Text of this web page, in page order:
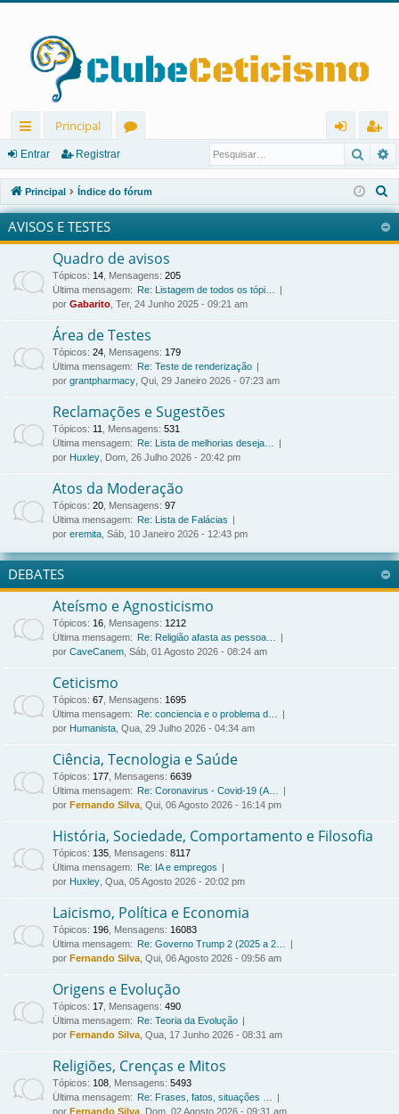
in
ks
rá
pi
os
Principal
u
ns
ra
r
eg
ist
ra
Entrar Registrar
Principal Índice do fórum
e
s
AVISOS E TESTES
Quadro de avisos
Tópicos: 14, Mensagens: 205
Última mensagem:
Re: Listagem de todos os tópi…
por Gabarito, Ter, 24 Junho 2025 - 09:21 am
Área de Testes
Tópicos: 24, Mensagens: 179
Última mensagem:
Re: Teste de renderização
por grantpharmacy, Qui, 29 Janeiro 2026 - 07:23 am
Reclamações e Sugestões
Tópicos: 11, Mensagens: 531
Última mensagem:
Re: Lista de melhorias deseja…
por Huxley, Dom, 26 Julho 2026 - 20:42 pm
Atos da Moderação
Tópicos: 20, Mensagens: 97
Última mensagem:
Re: Lista de Falácias
por eremita, Sáb, 10 Janeiro 2026 - 12:43 pm
DEBATES
Ateísmo e Agnosticismo
Tópicos: 16, Mensagens: 1212
Última mensagem:
Re: Religião afasta as pessoa…
por CaveCanem, Sáb, 01 Agosto 2026 - 08:24 am
Ceticismo
Tópicos: 67, Mensagens: 1695
Última mensagem:
Re: conciencia e o problema d…
por Humanista, Qua, 29 Julho 2026 - 04:34 am
Ciência, Tecnologia e Saúde
Tópicos: 177, Mensagens: 6639
Última mensagem:
Re: Coronavirus - Covid-19 (A…
por Fernando Silva, Qui, 06 Agosto 2026 - 16:14 pm
História, Sociedade, Comportamento e Filosofia
Tópicos: 135, Mensagens: 8117
Última mensagem:
Re: IA e empregos
por Huxley, Qua, 05 Agosto 2026 - 20:02 pm
Laicismo, Política e Economia
Tópicos: 196, Mensagens: 16083
Última mensagem:
Re: Governo Trump 2 (2025 a 2…
por Fernando Silva, Qui, 06 Agosto 2026 - 09:56 am
Origens e Evolução
Tópicos: 17, Mensagens: 490
Última mensagem:
Re: Teoria da Evolução
por Fernando Silva, Qua, 17 Junho 2026 - 08:31 am
Religiões, Crenças e Mitos
Tópicos: 108, Mensagens: 5493
Última mensagem:
Re: Frases, fatos, situações …
por Fernando Silva, Dom, 02 Agosto 2026 - 09:31 am